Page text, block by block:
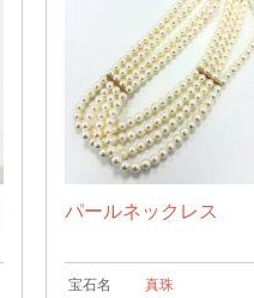
パールネックレス
宝石名 真珠